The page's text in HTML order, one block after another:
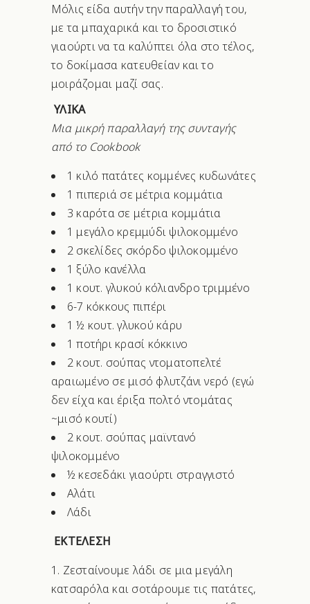
Μόλις είδα αυτήν την παραλλαγή του,
με τα μπαχαρικά και το δροσιστικό
γιαούρτι να τα καλύπτει όλα στο τέλος,
το δοκίμασα κατευθείαν και το
μοιράζομαι μαζί σας.
ΥΛΙΚΑ
Μια μικρή παραλλαγή της συνταγής
από το Cookbook
1 κιλό πατάτες κομμένες κυδωνάτες
1 πιπεριά σε μέτρια κομμάτια
3 καρότα σε μέτρια κομμάτια
1 μεγάλο κρεμμύδι ψιλοκομμένο
2 σκελίδες σκόρδο ψιλοκομμένο
1 ξύλο κανέλλα
1 κουτ. γλυκού κόλιανδρο τριμμένο
6-7 κόκκους πιπέρι
1 ½ κουτ. γλυκού κάρυ
1 ποτήρι κρασί κόκκινο
2 κουτ. σούπας ντοματοπελτέ
αραιωμένο σε μισό φλυτζάνι νερό (εγώ
δεν είχα και έριξα πολτό ντομάτας
~μισό κουτί)
2 κουτ. σούπας μαϊντανό
ψιλοκομμένο
½ κεσεδάκι γιαούρτι στραγγιστό
Αλάτι
Λάδι
ΕΚΤΕΛΕΣΗ
Ζεσταίνουμε λάδι σε μια μεγάλη
κατσαρόλα και σοτάρουμε τις πατάτες,